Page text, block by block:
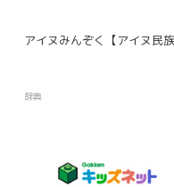
アイヌみんぞく【アイヌ民族
辞典